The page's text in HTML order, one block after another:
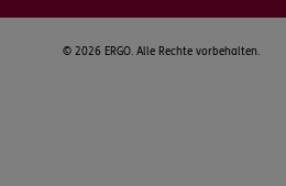
© 2026 ERGO. Alle Rechte vorbehalten.